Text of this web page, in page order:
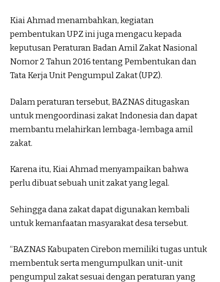
Kiai Ahmad menambahkan, kegiatan
pembentukan UPZ ini juga mengacu kepada
keputusan Peraturan Badan Amil Zakat Nasional
Nomor 2 Tahun 2016 tentang Pembentukan dan
Tata Kerja Unit Pengumpul Zakat (UPZ).
Dalam peraturan tersebut, BAZNAS ditugaskan
untuk mengoordinasi zakat Indonesia dan dapat
membantu melahirkan lembaga-lembaga amil
zakat.
Karena itu, Kiai Ahmad menyampaikan bahwa
perlu dibuat sebuah unit zakat yang legal.
Sehingga dana zakat dapat digunakan kembali
untuk kemanfaatan masyarakat desa tersebut.
“BAZNAS Kabupaten Cirebon memiliki tugas untuk
membentuk serta mengumpulkan unit-unit
pengumpul zakat sesuai dengan peraturan yang